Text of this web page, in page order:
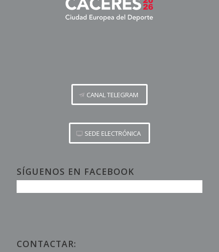
CANAL TELEGRAM
SEDE ELECTRÓNICA
SÍGUENOS EN FACEBOOK
CONTACTAR: